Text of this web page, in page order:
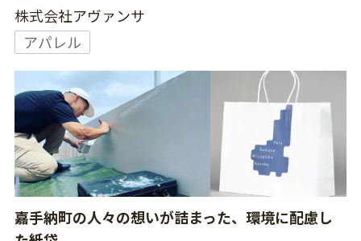
株式会社アヴァンサ
アパレル
嘉手納町の人々の想いが詰まった、環境に配慮し